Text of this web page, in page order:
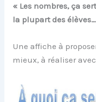
« Les nombres, ça
la plupart des
Une affiche à
mieux, à réaliser